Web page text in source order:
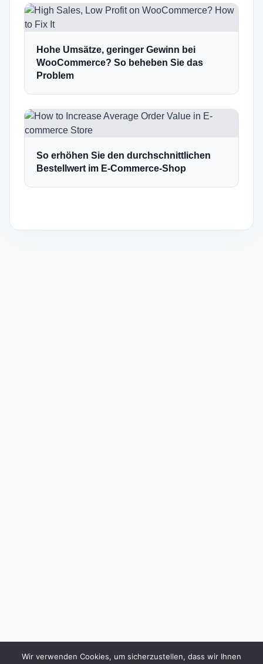
Hohe Umsätze, geringer Gewinn bei
WooCommerce? So beheben Sie das
Problem
So erhöhen Sie den durchschnittlichen
Bestellwert im E-Commerce-Shop
Wir verwenden Cookies, um sicherzustellen, dass wir Ihnen